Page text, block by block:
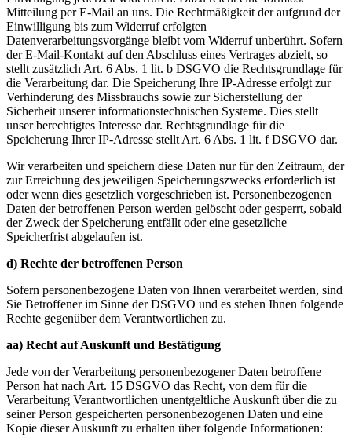
Mitteilung per E-Mail an uns. Die Rechtmäßigkeit der aufgrund der
Einwilligung bis zum Widerruf erfolgten
Datenverarbeitungsvorgänge bleibt vom Widerruf unberührt. Sofern
der E-Mail-Kontakt auf den Abschluss eines Vertrages abzielt, so
stellt zusätzlich Art. 6 Abs. 1 lit. b DSGVO die Rechtsgrundlage für
die Verarbeitung dar. Die Speicherung Ihre IP-Adresse erfolgt zur
Verhinderung des Missbrauchs sowie zur Sicherstellung der
Sicherheit unserer informationstechnischen Systeme. Dies stellt
unser berechtigtes Interesse dar. Rechtsgrundlage für die
Speicherung Ihrer IP-Adresse stellt Art. 6 Abs. 1 lit. f DSGVO dar.
Wir verarbeiten und speichern diese Daten nur für den Zeitraum, der
zur Erreichung des jeweiligen Speicherungszwecks erforderlich ist
oder wenn dies gesetzlich vorgeschrieben ist. Personenbezogenen
Daten der betroffenen Person werden gelöscht oder gesperrt, sobald
der Zweck der Speicherung entfällt oder eine gesetzliche
Speicherfrist abgelaufen ist.
d) Rechte der betroffenen Person
Sofern personenbezogene Daten von Ihnen verarbeitet werden, sind
Sie Betroffener im Sinne der DSGVO und es stehen Ihnen folgende
Rechte gegenüber dem Verantwortlichen zu.
aa) Recht auf Auskunft und Bestätigung
Jede von der Verarbeitung personenbezogener Daten betroffene
Person hat nach Art. 15 DSGVO das Recht, von dem für die
Verarbeitung Verantwortlichen unentgeltliche Auskunft über die zu
seiner Person gespeicherten personenbezogenen Daten und eine
Kopie dieser Auskunft zu erhalten über folgende Informationen: